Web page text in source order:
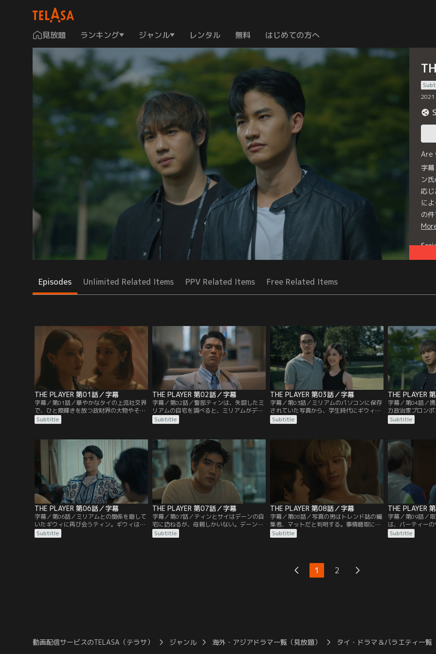
見放題 ランキング ジャンル レンタル 無料 はじめての方へ
2021
Are
字
ン
応
に
の
Episodes Unlimited Related Items PPV Related Items Free Related Items
THE PLAYER 第01話／字幕
字幕／第01話／華やかなタイの上流社交界
で、ひと際輝きを放つ政財界の大物やその
御曹司、跡取り令嬢たちが集う政治資金パ
ーティーで、不可解な事件が発生した。パ
イナーのミリアムが、会場を離れる直前、
電話中に何者かに襲われたのだ。
Subtitle
THE PLAYER 第02話／字幕
字幕／第02話／警部ティンは、失踪したミ
リアムの自宅を調べると、ミリアムがデザ
イナーとして働く人気ファッションブラン
ドのオーナー・デザイナーのイヴと、ティ
刻んでいるのを見つける。ミリアムとイヴ
が親友同士であると知るティンは、状況を
理解できない。
Subtitle
THE PLAYER 第03話／字幕
字幕／第03話／ミリアムのパソコンに保存
されていた写真から、学生時代にギウィと
同級生であったことが判明する。ティンは
ギウィの任意の事情聴取のために、彼女が
ウィは、学生時代にミリアムと知り合った
が学科が一緒だった1年間しか付き合いが
Subtitle
THE PLAYER
字幕／第04話／
力政治家プロン
を控えるピッチ
ピッチは、ミリ
歴は、彼女に依
掛けたもので…。
Subtitle
THE PLAYER 第06話／字幕
字幕／第06話／ミリアムとの関係を隠して
いたギウィに再び会うティン。ギウィは、
ミリアムが店にいたことを認めたが、経理
のバイトでしかも1週間で辞めたために記
Subtitle
THE PLAYER 第07話／字幕
字幕／第07話／ティンとサイはデーンの自
宅に訪ねるが、母親しかいない。デーンは
仕事に出たきりで、しばらく連絡が取れて
いないという。一進一退する捜査。新たな
Subtitle
THE PLAYER 第08話／字幕
字幕／第08話／写真の男はトレンド誌の編
集者、マットだと判明する。事情聴取にマ
ットの自宅に向かったが、ベルリン留学時
代にピッチと知り合ったという程度の供述
受ける。ミリアムの身元確認のために現場
に急行するティンとサイ。しかし遺体は、
別の女性だった。
Subtitle
THE PLAYER
字幕／第09話／
は、パーティー
認めるが、ミリ
といい、事件と
Subtitle
1 2
動画配信サービスのTELASA（テラサ） ジャンル 海外・アジアドラマ一覧（見放題） タイ・ドラマ＆バラエティ一覧